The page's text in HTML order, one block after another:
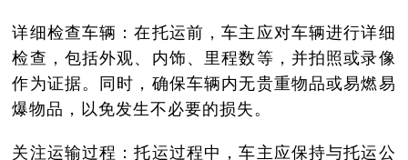
详细检查车辆：在托运前，车主应对车辆进行详细
检查，包括外观、内饰、里程数等，并拍照或录像
作为证据。同时，确保车辆内无贵重物品或易燃易
爆物品，以免发生不必要的损失。
关注运输过程：托运过程中，车主应保持与托运公